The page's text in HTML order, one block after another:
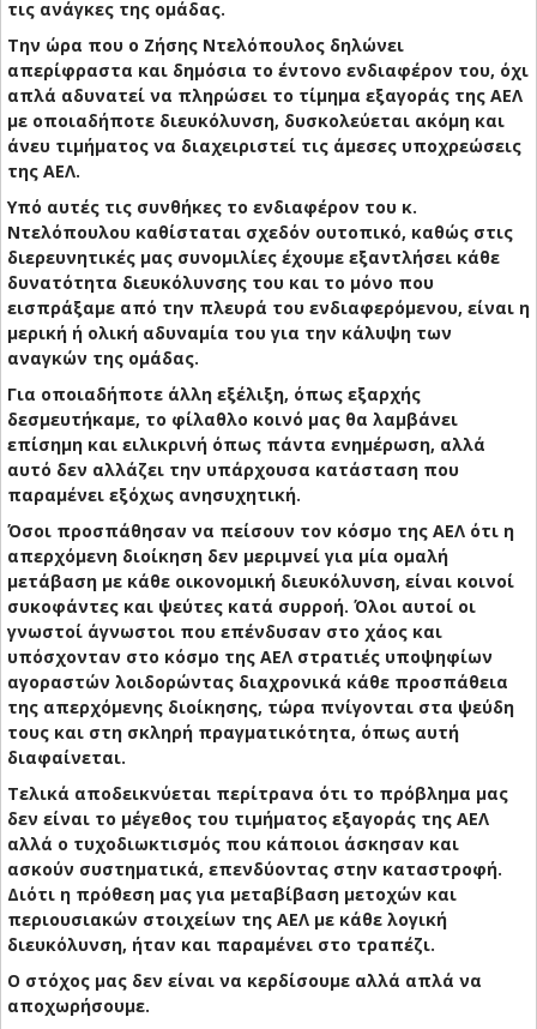
τις ανάγκες της ομάδας.
Την ώρα που ο Ζήσης Ντελόπουλος δηλώνει
απερίφραστα και δημόσια το έντονο ενδιαφέρον του, όχι
απλά αδυνατεί να πληρώσει το τίμημα εξαγοράς της ΑΕΛ
με οποιαδήποτε διευκόλυνση, δυσκολεύεται ακόμη και
άνευ τιμήματος να διαχειριστεί τις άμεσες υποχρεώσεις
της ΑΕΛ.
Υπό αυτές τις συνθήκες το ενδιαφέρον του κ.
Ντελόπουλου καθίσταται σχεδόν ουτοπικό, καθώς στις
διερευνητικές μας συνομιλίες έχουμε εξαντλήσει κάθε
δυνατότητα διευκόλυνσης του και το μόνο που
εισπράξαμε από την πλευρά του ενδιαφερόμενου, είναι η
μερική ή ολική αδυναμία του για την κάλυψη των
αναγκών της ομάδας.
Για οποιαδήποτε άλλη εξέλιξη, όπως εξαρχής
δεσμευτήκαμε, το φίλαθλο κοινό μας θα λαμβάνει
επίσημη και ειλικρινή όπως πάντα ενημέρωση, αλλά
αυτό δεν αλλάζει την υπάρχουσα κατάσταση που
παραμένει εξόχως ανησυχητική.
Όσοι προσπάθησαν να πείσουν τον κόσμο της ΑΕΛ ότι η
απερχόμενη διοίκηση δεν μεριμνεί για μία ομαλή
μετάβαση με κάθε οικονομική διευκόλυνση, είναι κοινοί
συκοφάντες και ψεύτες κατά συρροή. Όλοι αυτοί οι
γνωστοί άγνωστοι που επένδυσαν στο χάος και
υπόσχονταν στο κόσμο της ΑΕΛ στρατιές υποψηφίων
αγοραστών λοιδορώντας διαχρονικά κάθε προσπάθεια
της απερχόμενης διοίκησης, τώρα πνίγονται στα ψεύδη
τους και στη σκληρή πραγματικότητα, όπως αυτή
διαφαίνεται.
Τελικά αποδεικνύεται περίτρανα ότι το πρόβλημα μας
δεν είναι το μέγεθος του τιμήματος εξαγοράς της ΑΕΛ
αλλά ο τυχοδιωκτισμός που κάποιοι άσκησαν και
ασκούν συστηματικά, επενδύοντας στην καταστροφή.
Διότι η πρόθεση μας για μεταβίβαση μετοχών και
περιουσιακών στοιχείων της ΑΕΛ με κάθε λογική
διευκόλυνση, ήταν και παραμένει στο τραπέζι.
Ο στόχος μας δεν είναι να κερδίσουμε αλλά απλά να
αποχωρήσουμε.